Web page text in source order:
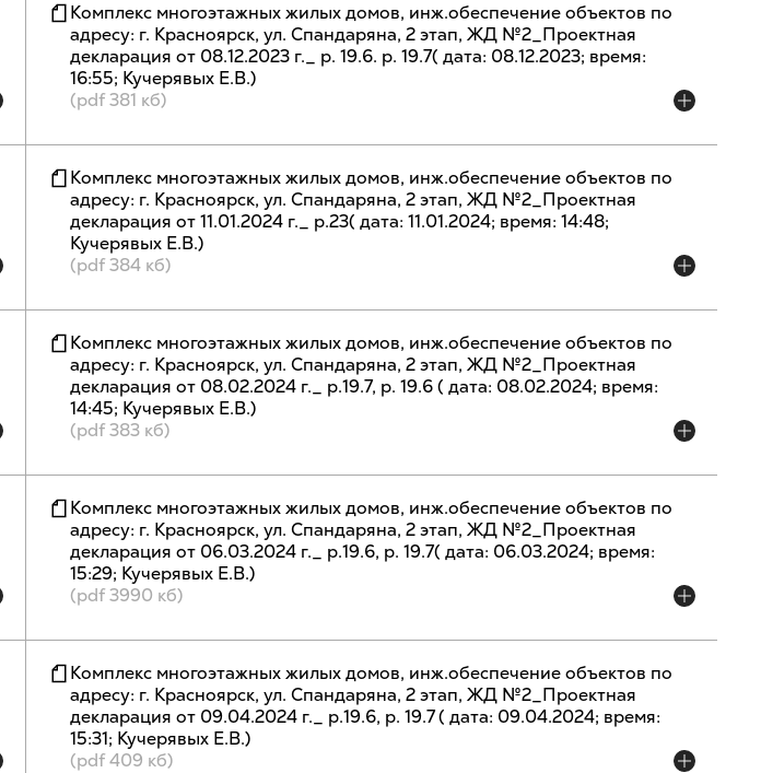
Комплекс многоэтажных жилых домов, инж.обеспечение объектов по
адресу: г. Красноярск, ул. Спандаряна, 2 этап, ЖД №2_Проектная
декларация от 08.12.2023 г._ р. 19.6. р. 19.7( дата: 08.12.2023; время:
16:55; Кучерявых Е.В.)
(pdf 381 кб)
Комплекс многоэтажных жилых домов, инж.обеспечение объектов по
адресу: г. Красноярск, ул. Спандаряна, 2 этап, ЖД №2_Проектная
декларация от 11.01.2024 г._ р.23( дата: 11.01.2024; время: 14:48;
Кучерявых Е.В.)
(pdf 384 кб)
Комплекс многоэтажных жилых домов, инж.обеспечение объектов по
адресу: г. Красноярск, ул. Спандаряна, 2 этап, ЖД №2_Проектная
декларация от 08.02.2024 г._ р.19.7, р. 19.6 ( дата: 08.02.2024; время:
14:45; Кучерявых Е.В.)
(pdf 383 кб)
Комплекс многоэтажных жилых домов, инж.обеспечение объектов по
адресу: г. Красноярск, ул. Спандаряна, 2 этап, ЖД №2_Проектная
декларация от 06.03.2024 г._ р.19.6, р. 19.7( дата: 06.03.2024; время:
15:29; Кучерявых Е.В.)
(pdf 3990 кб)
Комплекс многоэтажных жилых домов, инж.обеспечение объектов по
адресу: г. Красноярск, ул. Спандаряна, 2 этап, ЖД №2_Проектная
декларация от 09.04.2024 г._ р.19.6, р. 19.7 ( дата: 09.04.2024; время:
15:31; Кучерявых Е.В.)
(pdf 409 кб)